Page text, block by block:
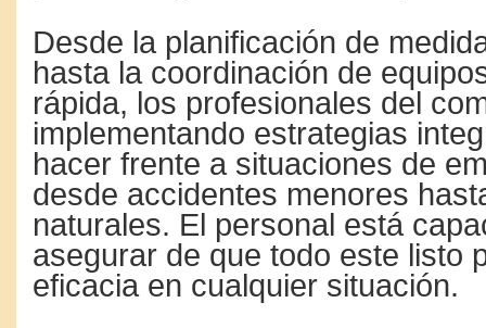
Desde la planificación de
hasta la coordinación de
rápida, los profesionales del
implementando estrategias
hacer frente a situaciones de
desde accidentes menores
naturales. El personal está
asegurar de que todo este listo
eficacia en cualquier situación.